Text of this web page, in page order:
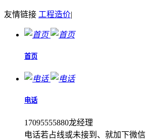
友情链接 工程造价|
首页
电话
17095555880龙经理
电话若占线或未接到、就加下微信